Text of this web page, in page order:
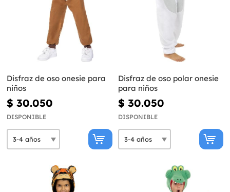
Disfraz de oso onesie para
niños
$ 30.050
DISPONIBLE
Disfraz de oso polar onesie
para niños
$ 30.050
DISPONIBLE